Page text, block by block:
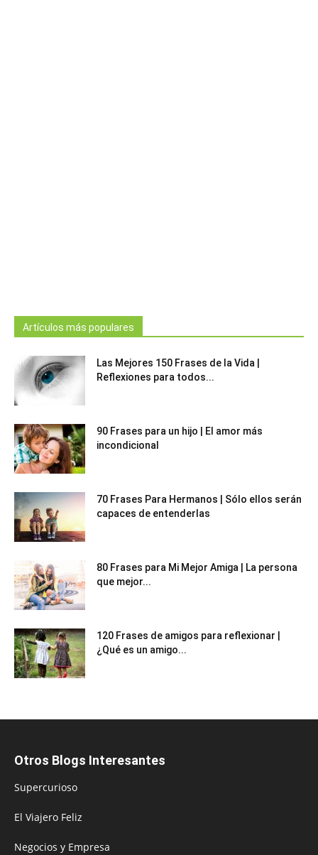
Artículos más populares
Las Mejores 150 Frases de la Vida |
Reflexiones para todos...
90 Frases para un hijo | El amor más
incondicional
70 Frases Para Hermanos | Sólo ellos serán
capaces de entenderlas
80 Frases para Mi Mejor Amiga | La persona
que mejor...
120 Frases de amigos para reflexionar |
¿Qué es un amigo...
Otros Blogs Interesantes
Supercurioso
El Viajero Feliz
Negocios y Empresa